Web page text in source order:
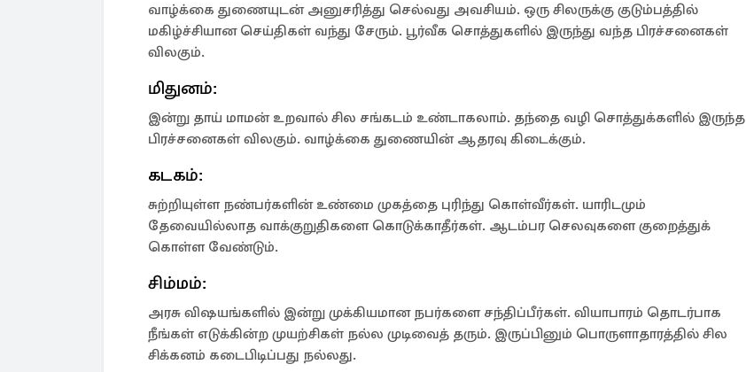
வாழ்க்கை துணையுடன் அனுசரித்து செல்வது அவசியம். ஒரு சிலருக்கு குடும்பத்தில்
மகிழ்ச்சியான செய்திகள் வந்து சேரும். பூர்வீக சொத்துகளில் இருந்து வந்த பிரச்சனைகள்
விலகும்.
மிதுனம்:
இன்று தாய் மாமன் உறவால் சில சங்கடம் உண்டாகலாம். தந்தை வழி சொத்துக்களில் இருந்த
பிரச்சனைகள் விலகும். வாழ்க்கை துணையின் ஆதரவு கிடைக்கும்.
கடகம்:
சுற்றியுள்ள நண்பர்களின் உண்மை முகத்தை புரிந்து கொள்வீர்கள். யாரிடமும்
தேவையில்லாத வாக்குறுதிகளை கொடுக்காதீர்கள். ஆடம்பர செலவுகளை குறைத்துக்
கொள்ள வேண்டும்.
சிம்மம்:
அரசு விஷயங்களில் இன்று முக்கியமான நபர்களை சந்திப்பீர்கள். வியாபாரம் தொடர்பாக
நீங்கள் எடுக்கின்ற முயற்சிகள் நல்ல முடிவைத் தரும். இருப்பினும் பொருளாதாரத்தில் சில
சிக்கனம் கடைபிடிப்பது நல்லது.